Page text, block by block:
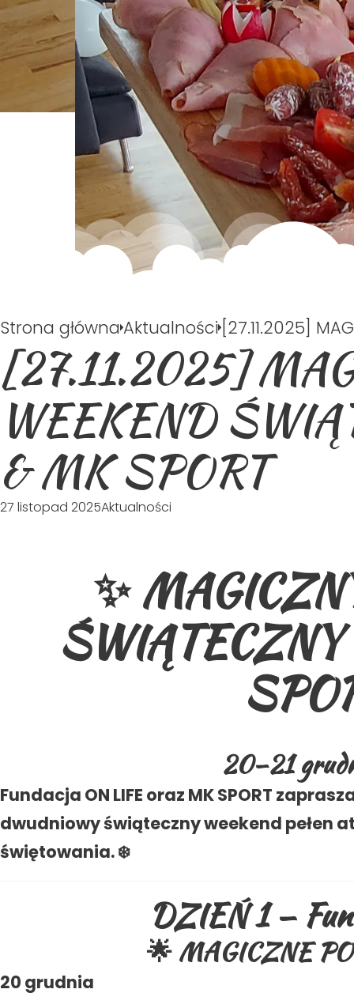
Strona głównaAktualności [27.11.2025]
[27.11.2025]
WEEKEND
& MK SPORT
27 listopad 2025Aktualności
✨
20–21
Fundacja ON LIFE oraz MK SPORT
dwudniowy świąteczny weekend pełen
świętowania. ❄️
DZIEŃ 1 —
🌟 MAGICZNE
20 grudnia